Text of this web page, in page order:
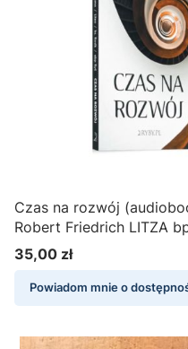
Czas na rozwój
Robert Friedrich LITZA
Cena
35,00 zł
Powiadom mnie o